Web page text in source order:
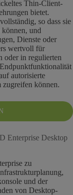
Thin-Client-
bietet.
so dass sie
und
Dienste oder
wertvoll für
oder in regulierten
autorisierte
zugreifen können.
Enterprise Desktop
zu
und der
von Desktop-